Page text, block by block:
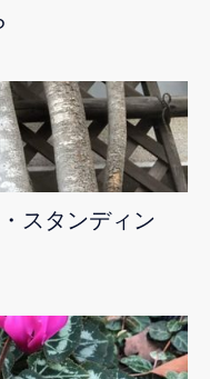
スタンディン